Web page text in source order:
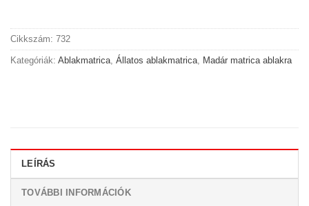
Cikkszám: 732
Kategóriák: Ablakmatrica Állatos ablakmatrica Madár matrica ablakra
LEÍRÁS
TOVÁBBI INFORMÁCIÓK